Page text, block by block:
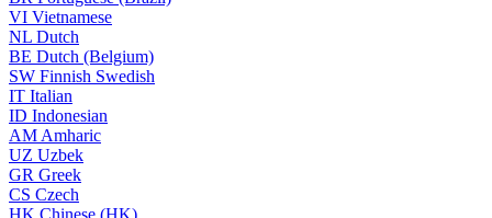
VI Vietnamese
NL Dutch
BE Dutch (Belgium)
SW Finnish Swedish
IT Italian
ID Indonesian
AM Amharic
UZ Uzbek
GR Greek
CS Czech
HK Chinese (HK)